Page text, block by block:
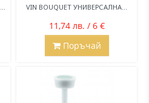
VIN BOUQUET УНИВЕРСАЛНА...
11,74 лв. / 6 €
Поръчай